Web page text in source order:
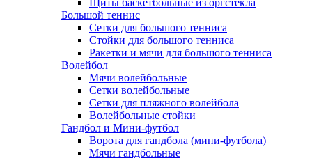
Щиты баскетбольные из оргстекла
Большой теннис
Сетки для большого тенниса
Стойки для большого тенниса
Ракетки и мячи для большого тенниса
Волейбол
Мячи волейбольные
Сетки волейбольные
Сетки для пляжного волейбола
Волейбольные стойки
Гандбол и Мини-футбол
Ворота для гандбола (мини-футбола)
Мячи гандбольные